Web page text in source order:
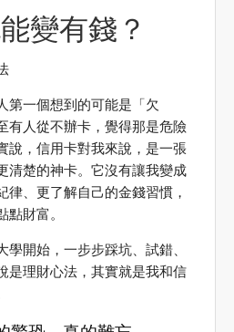
變有錢？
第一個想到的可能是「欠
有人從不辦卡，覺得那是危險
說，信用卡對我來說，是一張
清楚的神卡。它沒有讓我變成
律、更了解自己的金錢習慣，
點財富。
學開始，一步步踩坑、試錯、
是理財心法，其實就是我和信